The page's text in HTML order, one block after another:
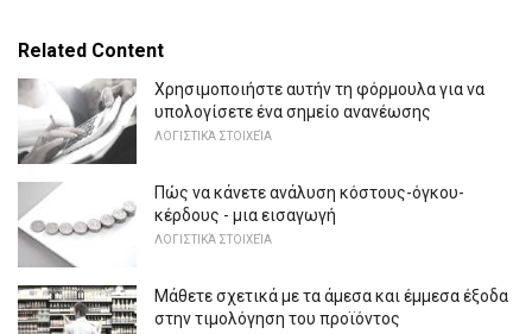
Related Content
Χρησιμοποιήστε αυτήν τη φόρμουλα για να
υπολογίσετε ένα σημείο ανανέωσης
ΛΟΓΙΣΤΙΚΆ ΣΤΟΙΧΕΊΑ
Πώς να κάνετε ανάλυση κόστους-όγκου-
κέρδους - μια εισαγωγή
ΛΟΓΙΣΤΙΚΆ ΣΤΟΙΧΕΊΑ
Μάθετε σχετικά με τα άμεσα και έμμεσα έξοδα
στην τιμολόγηση του προϊόντος